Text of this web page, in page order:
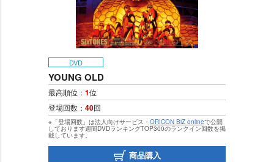
DVD
YOUNG OLD
最高順位： 1位
登場回数： 40回
※「登場回数」は法人向けサービス・ ORICON BiZ onlineで公開
しております週間DVDランキングTOP300のランクイン回数を掲
載しています。
商品購入